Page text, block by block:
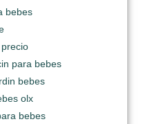
bebes
para bebes
bebes
olx
bebes